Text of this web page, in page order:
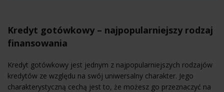
Kredyt gotówkowy – najpopularniejszy rodzaj
finansowania
Kredyt gotówkowy jest jednym z najpopularniejszych rodzajów
kredytów ze względu na swój uniwersalny charakter. Jego
charakterystyczną cechą jest to, że możesz go przeznaczyć na